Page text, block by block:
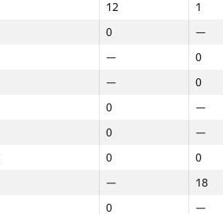
12
1
0
—
—
0
—
0
0
—
0
—
0
0
—
18
0
—
12
1
0
—
—
0
—
0
0
—
0
—
0
0
—
18
0
—